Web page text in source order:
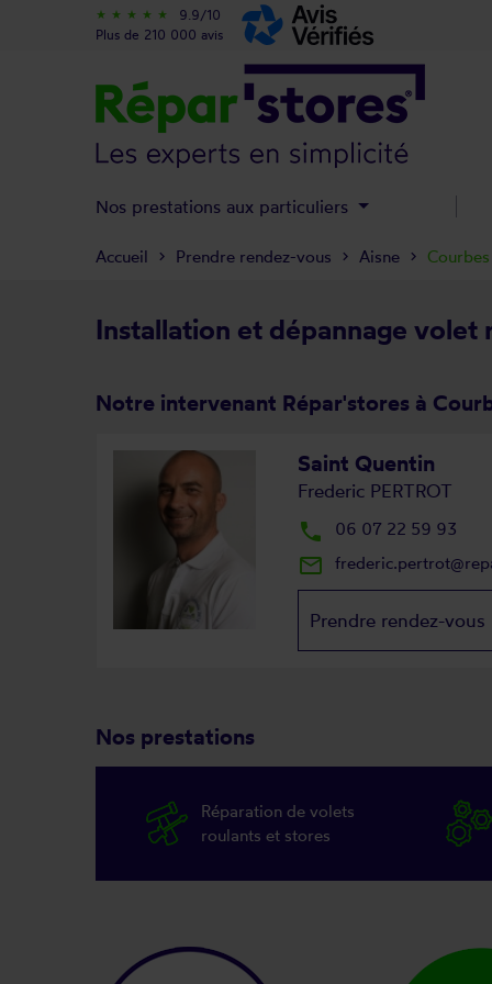
Installation et dépannage volet
Notre intervenant Répar'stores à
Saint Quentin
Frederic PERTROT
local_phone 06 07 22 59 93
mail_outline
Prendre rendez-vous
Nos prestations
Réparation de volets
roulants et stores
Accueil Prendre rendez-vous Aisne Courbes
star_rate star_rate star_rate star_rate star_rate
9.9/10
Plus de 210 000 avis
Nos prestations aux particuliers